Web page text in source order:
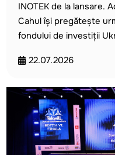
INOTEK de la lansare.
Cahul își pregătește
fondului de investiții
22.07.2026